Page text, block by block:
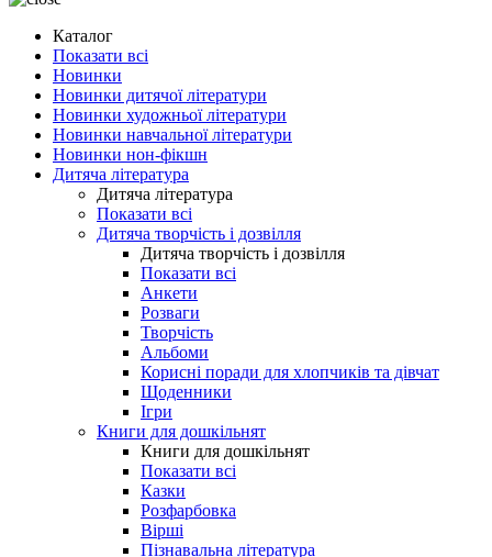
Каталог
Показати всі
Новинки
Новинки дитячої літератури
Новинки художньої літератури
Новинки навчальної літератури
Новинки нон-фікшн
Дитяча література
Дитяча література
Показати всі
Дитяча творчість і дозвілля
Дитяча творчість і дозвілля
Показати всі
Анкети
Розваги
Творчість
Альбоми
Корисні поради для хлопчиків та дівчат
Щоденники
Ігри
Книги для дошкільнят
Книги для дошкільнят
Показати всі
Казки
Розфарбовка
Вірші
Пізнавальна література